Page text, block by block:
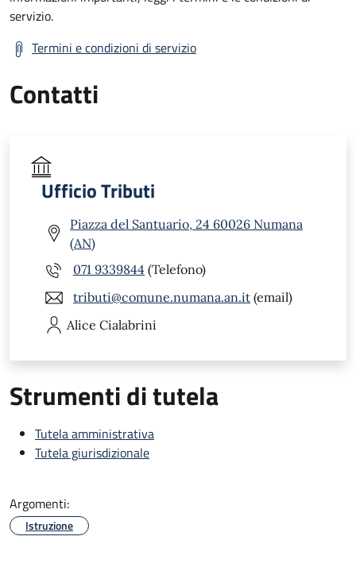
servizio.
Termini e condizioni di servizio
Contatti
Ufficio Tributi
Piazza del Santuario, 24 60026 Numana
(AN)
071 9339844 (Telefono)
tributi@comune.numana.an.it (email)
Alice Cialabrini
Strumenti di tutela
Tutela amministrativa
Tutela giurisdizionale
Argomenti:
Istruzione